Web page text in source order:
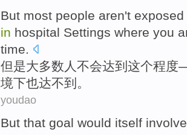
But most people aren't
in hospital Settings where you
time.
但是大多数 人 不会达到这个程度
境下也达不到。
youdao
But that goal would itself involve